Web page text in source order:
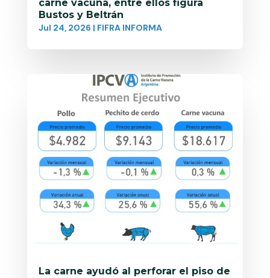
carne vacuna, entre ellos figura
Bustos y Beltrán
Jul 24, 2026 | FIFRA INFORMA
La carne ayudó al perforar el piso de